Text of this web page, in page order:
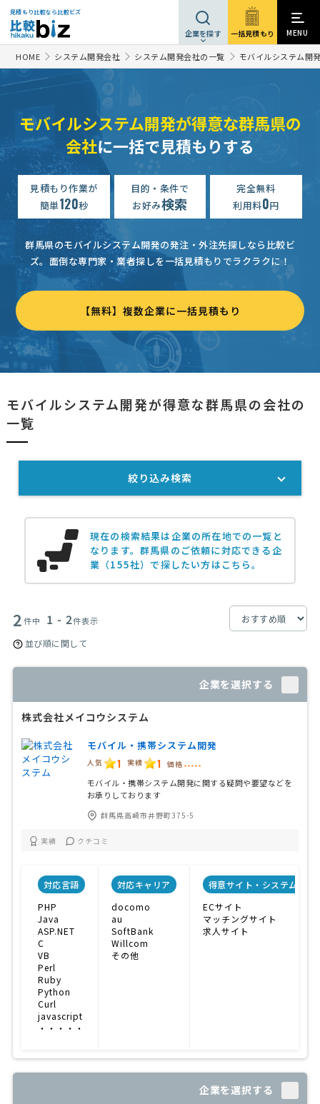
見積もり比較なら比較ビズ
企業を探す 一括見積もり MENU
HOME システム開発会社 システム開発会社の一覧 モバイルシステム開
モバイルシステム開発が得意な群馬県の
会社に一括で見積もりする
見積もり作業が
簡単120秒
目的・条件で
お好み検索
完全無料
利用料0円
群馬県のモバイルシステム開発の発注・外注先探しなら比較ビ
ズ。 面倒な専門家・業者探しを一括見積もりでラクラクに！
【無料】複数企業に一括見積もり
モバイルシステム開発が得意な群馬県の会社の
一覧
現在の検索結果は企業の所在地での一覧と
なります。群馬県のご依頼に対応できる企
業（155社）で探したい方はこちら。
2件中 1 - 2件表示
並び順に関して
企業を選択する
株式会社メイコウシステム
モバイル・携帯システム開発
人気 1 実績 1 価格 -----
モバイル・携帯システム開発に関する疑問や要望などを
お承りしております
群馬県高崎市井野町375-5
実績 クチコミ
対応言語
PHP
Java
ASP.NET
C
VB
Perl
Ruby
Python
Curl
javascript
・・・・・
対応キャリア
docomo
au
SoftBank
Willcom
その他
得意サイト・システム
ECサイト
マッチングサイト
求人サイト
企業を選択する
絞り込み検索